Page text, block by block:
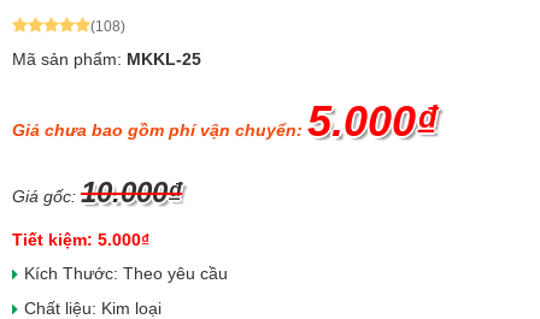
(108)
Mã sản phẩm: MKKL-25
Giá chưa bao gồm phí vận chuyển: 5.000₫
Giá gốc: 10.000₫
Tiết kiệm: 5.000₫
Kích Thước: Theo yêu cầu
Chất liệu: Kim loại